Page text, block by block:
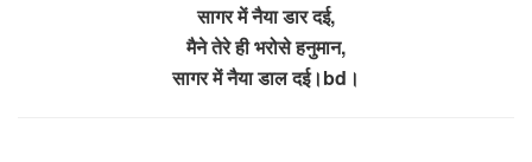
सागर में नैया डार दई,
मैने तेरे ही भरोसे हनुमान,
सागर में नैया डाल दई।bd।